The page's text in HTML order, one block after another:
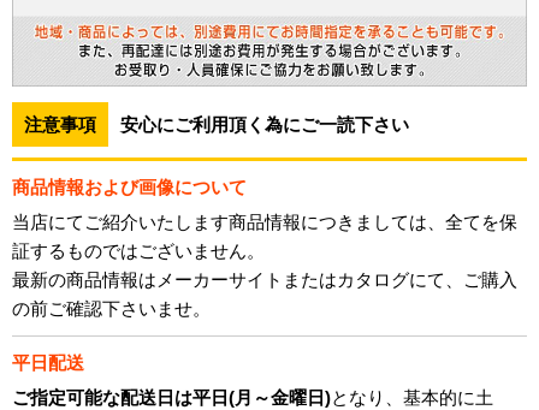
注意事項 安心にご利用頂く為にご一読下さい
商品情報および画像について
当店にてご紹介いたします商品情報につきましては、全てを保
証するものではございません。
最新の商品情報はメーカーサイトまたはカタログにて、ご購入
の前ご確認下さいませ。
平日配送
ご指定可能な配送日は平日(月～金曜日)となり、基本的に土